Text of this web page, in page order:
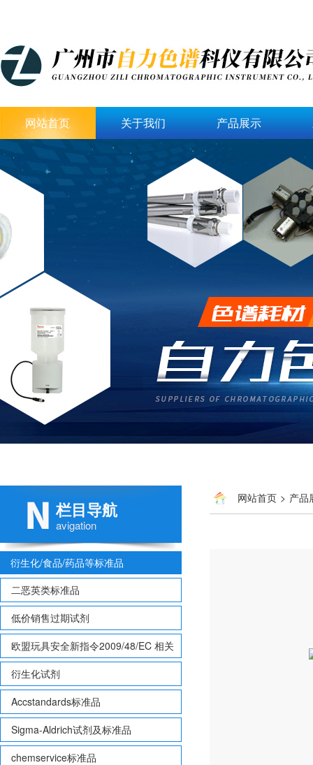
网站首页 关于我们 产品展示
栏目导航
avigation
衍生化/食品/药品等标准品
二恶英类标准品
低价销售过期试剂
欧盟玩具安全新指令2009/48/EC 相关
致敏性香味剂标准品
衍生化试剂
Accstandards标准品
Sigma-Aldrich试剂及标准品
chemservice标准品
网站首页 > 产品